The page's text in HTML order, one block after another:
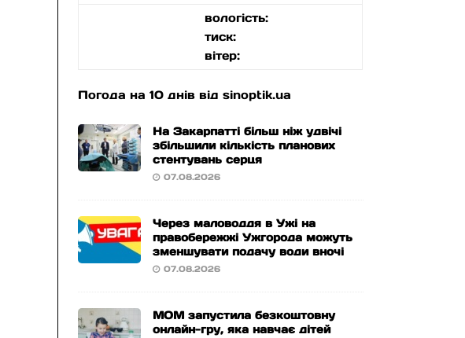
вологість:
тиск:
вітер:
Погода на 10 днів відsinoptik.ua
На Закарпатті більш ніж удвічі
збільшили кількість планових
стентувань серця
07.08.2026
Через маловоддя в Ужі на
правобережжі Ужгорода можуть
зменшувати подачу води вночі
07.08.2026
МОМ запустила безкоштовну
онлайн-гру, яка навчає дітей